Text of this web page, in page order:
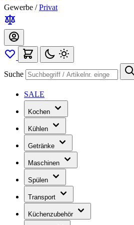
Gewerbe / Privat
Suche
SALE
Kochen
Kühlen
Getränke
Maschinen
Spülen
Transport
Küchenzubehör